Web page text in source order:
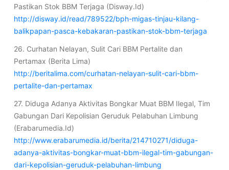
Pastikan Stok BBM Terjaga (Disway.Id)
http://disway.id/read/789522/bph-migas-tinjau-kilang-
balikpapan-pasca-kebakaran-pastikan-stok-bbm-terjaga
26. Curhatan Nelayan, Sulit Cari BBM Pertalite dan
Pertamax (Berita Lima)
http://beritalima.com/curhatan-nelayan-sulit-cari-bbm-
pertalite-dan-pertamax
27. Diduga Adanya Aktivitas Bongkar Muat BBM Ilegal, Tim
Gabungan Dari Kepolisian Geruduk Pelabuhan Limbung
(Erabarumedia.Id)
http://www.erabarumedia.id/berita/214710271/diduga-
adanya-aktivitas-bongkar-muat-bbm-ilegal-tim-gabungan-
dari-kepolisian-geruduk-pelabuhan-limbung